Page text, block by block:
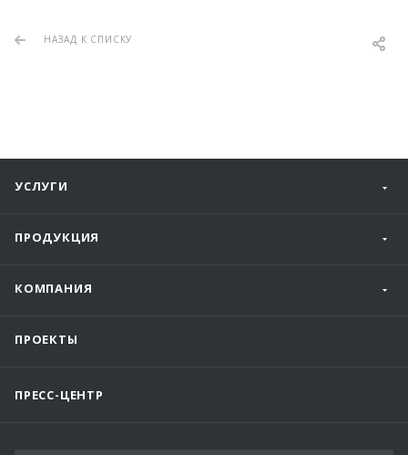
НАЗАД К СПИСКУ
УСЛУГИ
ПРОДУКЦИЯ
КОМПАНИЯ
ПРОЕКТЫ
ПРЕСС-ЦЕНТР